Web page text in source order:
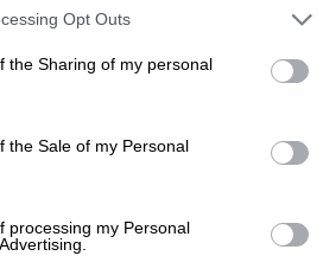
information including but not limited to
tags to use your data for below
consent section.
Opt Outs
the Sharing of my personal
the Sale of my Personal
processing my Personal
any reviews yet
not received any reviews yet. Be the